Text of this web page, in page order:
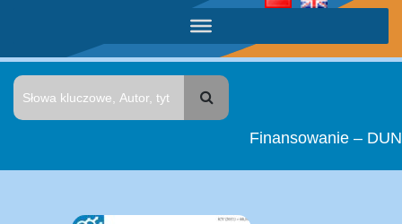
Finansowanie – DUN